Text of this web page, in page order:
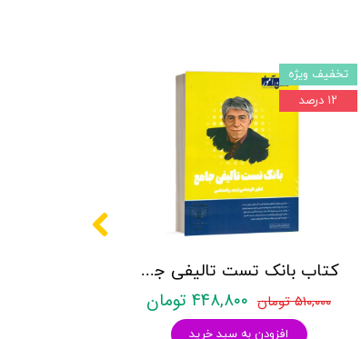
کتاب بانک تست تالیفی جامع روان آموز
۵۱۰,۰۰۰ تومان ۴۴۸,۸۰۰ تومان
افزودن به سبد خرید
تخفیف ویژه
۱۲ درصد